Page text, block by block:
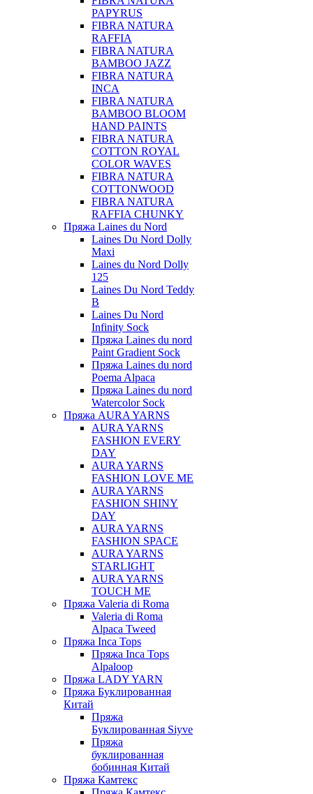
PAPYRUS
FIBRA NATURA
RAFFIA
FIBRA NATURA
BAMBOO JAZZ
FIBRA NATURA
INCA
FIBRA NATURA
BAMBOO BLOOM
HAND PAINTS
FIBRA NATURA
COTTON ROYAL
COLOR WAVES
FIBRA NATURA
COTTONWOOD
FIBRA NATURA
RAFFIA CHUNKY
Пряжа Laines du Nord
Laines Du Nord Dolly
Maxi
Laines du Nord Dolly
125
Laines Du Nord Teddy
B
Laines Du Nord
Infinity Sock
Пряжа Laines du nord
Paint Gradient Sock
Пряжа Laines du nord
Poema Alpaca
Пряжа Laines du nord
Watercolor Sock
Пряжа AURA YARNS
AURA YARNS
FASHION EVERY
DAY
AURA YARNS
FASHION LOVE ME
AURA YARNS
FASHION SHINY
DAY
AURA YARNS
FASHION SPACE
AURA YARNS
STARLIGHT
AURA YARNS
TOUCH ME
Пряжа Valeria di Roma
Valeria di Roma
Alpaca Tweed
Пряжа Inca Tops
Пряжа Inca Tops
Alpaloop
Пряжа LADY YARN
Пряжа Буклированная
Китай
Пряжа
Буклированная Siyve
Пряжа
буклированная
бобинная Китай
Пряжа Камтекс